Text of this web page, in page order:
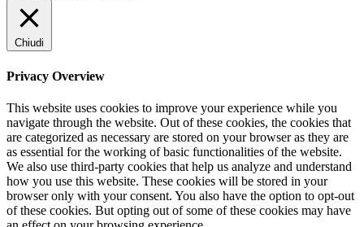
Chiudi
Privacy Overview
This website uses cookies to improve your experience while you
navigate through the website. Out of these cookies, the cookies that
are categorized as necessary are stored on your browser as they are
as essential for the working of basic functionalities of the website.
We also use third-party cookies that help us analyze and understand
how you use this website. These cookies will be stored in your
browser only with your consent. You also have the option to opt-out
of these cookies. But opting out of some of these cookies may have